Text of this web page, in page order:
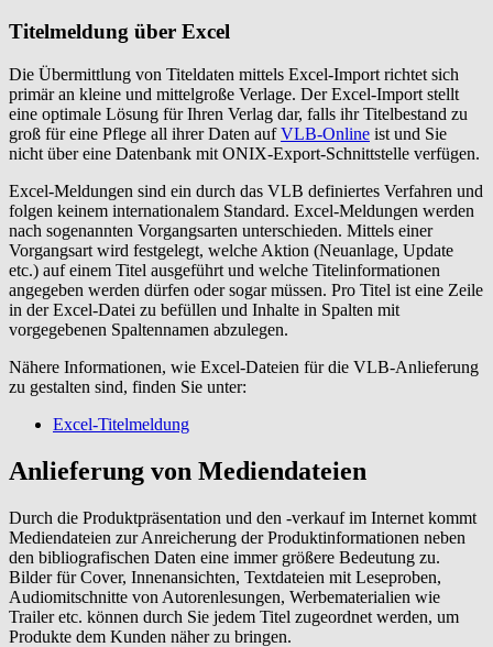
Titelmeldung über Excel
Die Übermittlung von Titeldaten mittels Excel-Import richtet sich
primär an kleine und mittelgroße Verlage. Der Excel-Import stellt
eine optimale Lösung für Ihren Verlag dar, falls ihr Titelbestand zu
groß für eine Pflege all ihrer Daten aufVLB-Online ist und Sie
nicht über eine Datenbank mit ONIX-Export-Schnittstelle verfügen.
Excel-Meldungen sind ein durch das VLB definiertes Verfahren und
folgen keinem internationalem Standard. Excel-Meldungen werden
nach sogenannten Vorgangsarten unterschieden. Mittels einer
Vorgangsart wird festgelegt, welche Aktion (Neuanlage, Update
etc.) auf einem Titel ausgeführt und welche Titelinformationen
angegeben werden dürfen oder sogar müssen. Pro Titel ist eine Zeile
in der Excel-Datei zu befüllen und Inhalte in Spalten mit
vorgegebenen Spaltennamen abzulegen.
Nähere Informationen, wie Excel-Dateien für die VLB-Anlieferung
zu gestalten sind, finden Sie unter:
Excel-Titelmeldung
Anlieferung von Mediendateien
Durch die Produktpräsentation und den -verkauf im Internet kommt
Mediendateien zur Anreicherung der Produktinformationen neben
den bibliografischen Daten eine immer größere Bedeutung zu.
Bilder für Cover, Innenansichten, Textdateien mit Leseproben,
Audiomitschnitte von Autorenlesungen, Werbematerialien wie
Trailer etc. können durch Sie jedem Titel zugeordnet werden, um
Produkte dem Kunden näher zu bringen.